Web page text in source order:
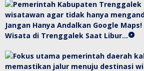
Jangan Hanya Andalkan Google
Wisata di Trenggalek Saat Libur…